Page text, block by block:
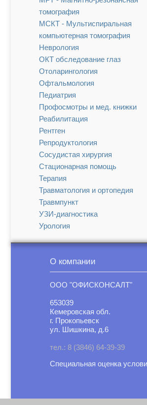
томография
МСКТ - Мультиспиральная
компьютерная томография
Неврология
ОКТ обследование глаз
Отоларингология
Офтальмология
Педиатрия
Профосмотры и мед. книжки
Реабилитация
Рентген
Репродуктология
Сосудистая хирургия
Стационарная помощь
Терапия
Травматология и ортопедия
Травмпункт
УЗИ-диагностика
Урология
Эндокринология
О компании
ООО "ОФИСКОНСАЛТ"
653039
Кемеровская обл.
г. Прокопьевск
ул. Шишкина, д.6
тел.: 8 (3846) 64-39-39
Специальная оценка